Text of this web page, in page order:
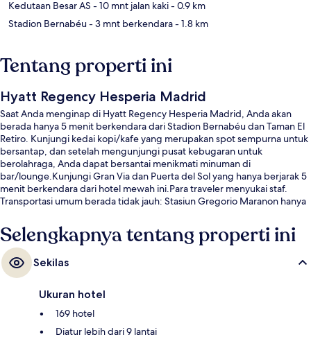
Kedutaan Besar AS - 10 mnt jalan kaki- 0.9 km
Stadion Bernabéu- 3 mnt berkendara- 1.8 km
Tentang properti ini
Hyatt Regency Hesperia Madrid
Saat Anda menginap di Hyatt Regency Hesperia Madrid, Anda akan
berada hanya 5 menit berkendara dari Stadion Bernabéu dan Taman El
Retiro. Kunjungi kedai kopi/kafe yang merupakan spot sempurna untuk
bersantap, dan setelah mengunjungi pusat kebugaran untuk
berolahraga, Anda dapat bersantai menikmati minuman di
bar/lounge.Kunjungi Gran Via dan Puerta del Sol yang hanya berjarak 5
menit berkendara dari hotel mewah ini.Para traveler menyukai staf.
Transportasi umum berada tidak jauh: Stasiun Gregorio Maranon hanya
Selengkapnya tentang properti ini
Sekilas
Ukuran hotel
169 hotel
Diatur lebih dari 9 lantai